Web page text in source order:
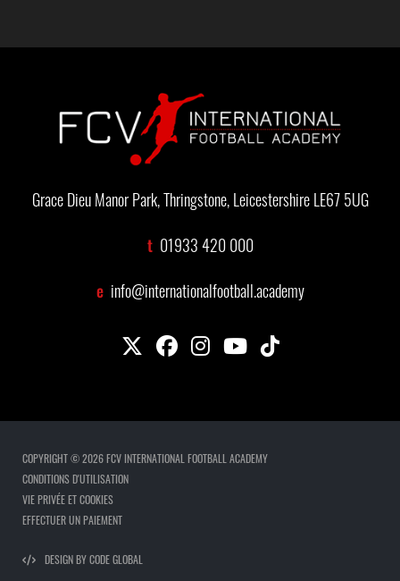
Grace Dieu Manor Park, Thringstone, Leicestershire LE67 5UG
t 01933 420 000
e info@internationalfootball.academy
COPYRIGHT © 2026 FCV INTERNATIONAL FOOTBALL ACADEMY
CONDITIONS D'UTILISATION
VIE PRIVÉE ET COOKIES
EFFECTUER UN PAIEMENT
DESIGN BY CODE GLOBAL